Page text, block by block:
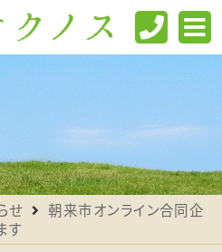
せ
朝来市オンライン合同企
す